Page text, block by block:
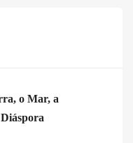
o Mar, a